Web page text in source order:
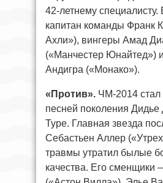
42-летнему специалисту.
капитан команды Франк
Ахли»), вингеры Амад
(«Манчестер Юнайтед»)
Андигра («Монако»).
«Против». ЧМ-2014 стал
песней поколения Дидье
Туре. Главная звезда
Себастьен Аллер
травмы утратил былые
качества. Его сменщики